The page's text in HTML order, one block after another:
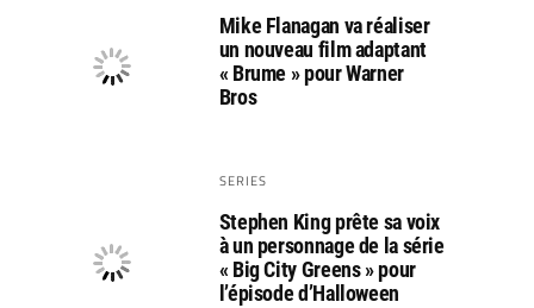
Mike Flanagan va réaliser
un nouveau film adaptant
« Brume » pour Warner
Bros
SERIES
Stephen King prête sa voix
à un personnage de la série
« Big City Greens » pour
l’épisode d’Halloween